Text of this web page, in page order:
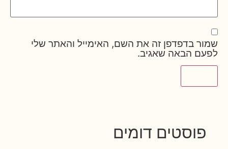
שמור בדפדפן זה את השם, האימייל והאתר שלי
לפעם הבאה שאגיב.
פוסטים דומים